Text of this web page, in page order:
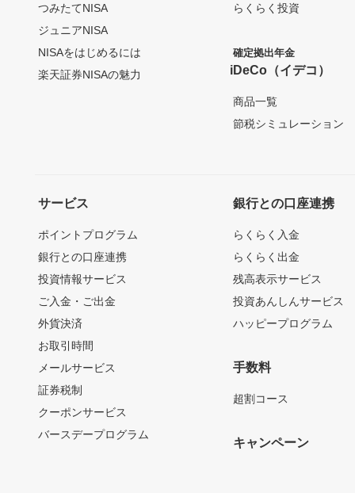
つみたてNISA
ジュニアNISA
NISAをはじめるには
楽天証券NISAの魅力
らくらく投資
確定拠出年金
iDeCo（イデコ）
商品一覧
節税シミュレーション
サービス
ポイントプログラム
銀行との口座連携
投資情報サービス
ご入金・ご出金
外貨決済
お取引時間
メールサービス
証券税制
クーポンサービス
バースデープログラム
銀行との口座連携
らくらく入金
らくらく出金
残高表示サービス
投資あんしんサービス
ハッピープログラム
手数料
超割コース
キャンペーン